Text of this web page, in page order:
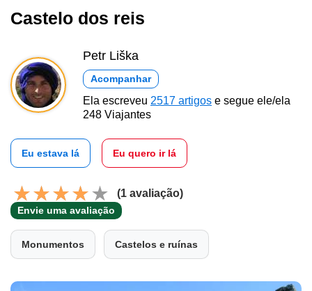
Castelo dos reis
Petr Liška
Acompanhar
Ela escreveu 2517 artigos e segue ele/ela
248 Viajantes
Eu estava lá Eu quero ir lá
(1 avaliação)
Envie uma avaliação
Monumentos Castelos e ruínas